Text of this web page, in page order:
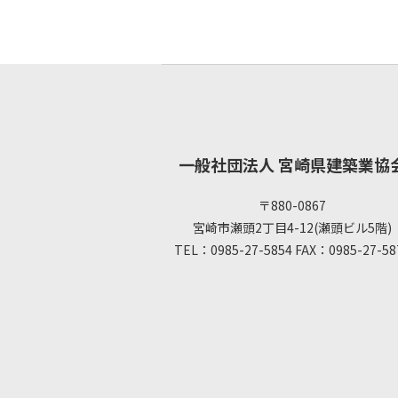
一般社団法人 宮崎県建築業協
〒880-0867
宮崎市瀬頭2丁目4-12(瀬頭ビル5階)
TEL：0985-27-5854 FAX：0985-27-